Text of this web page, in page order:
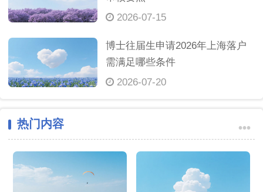
2026-07-15
博士往届生申请2026年上海落户
需满足哪些条件
2026-07-20
热门内容 •••